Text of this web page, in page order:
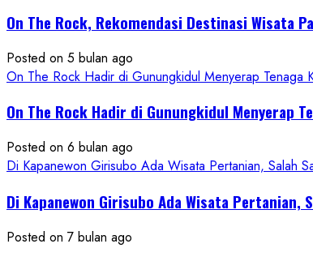
Konsep
Padukan
Keindahan
Alam
dan
Wisata
Kekinian
On The Rock, Rekomendasi Destinasi Wisata
Posted on 5 bulan ago
On The Rock Hadir di Gunungkidul Menyerap Tenaga
On The Rock Hadir di Gunungkidul Menyerap
Posted on 6 bulan ago
Di Kapanewon Girisubo Ada Wisata Pertanian, Salah
Di Kapanewon Girisubo Ada Wisata Pertanian,
Posted on 7 bulan ago